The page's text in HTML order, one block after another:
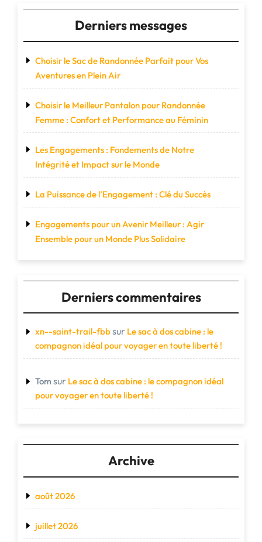
Derniers messages
Choisir le Sac de Randonnée Parfait pour Vos
Aventures en Plein Air
Choisir le Meilleur Pantalon pour Randonnée
Femme : Confort et Performance au Féminin
Les Engagements : Fondements de Notre
Intégrité et Impact sur le Monde
La Puissance de l’Engagement : Clé du Succès
Engagements pour un Avenir Meilleur : Agir
Ensemble pour un Monde Plus Solidaire
Derniers commentaires
xn--saint-trail-fbbsur Le sac à dos cabine : le
compagnon idéal pour voyager en toute liberté !
Tom sur Le sac à dos cabine : le compagnon idéal
pour voyager en toute liberté !
Archive
août 2026
juillet 2026